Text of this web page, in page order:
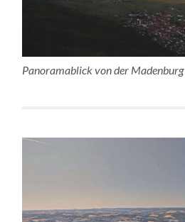
Panoramablick von der Madenburg